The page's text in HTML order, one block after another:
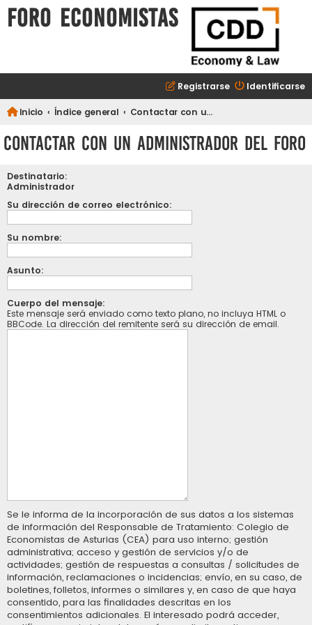
FORO ECONOMISTAS
Identificarse
Registrarse
Inicio Índice general Contactar con un Administrador del Foro
Contactar con un Administrador del Foro
Destinatario:
Administrador
Su dirección de correo electrónico:
Su nombre:
Asunto:
Cuerpo del mensaje:
Este mensaje será enviado como texto plano, no incluya HTML o
BBCode. La dirección del remitente será su dirección de email.
Se le informa de la incorporación de sus datos a los sistemas
de información del Responsable de Tratamiento: Colegio de
Economistas de Asturias (CEA) para uso interno; gestión
administrativa; acceso y gestión de servicios y/o de
actividades; gestión de respuestas a consultas / solicitudes de
información, reclamaciones o incidencias; envío, en su caso, de
boletines, folletos, informes o similares y, en caso de que haya
consentido, para las finalidades descritas en los
consentimientos adicionales. El interesado podrá acceder,